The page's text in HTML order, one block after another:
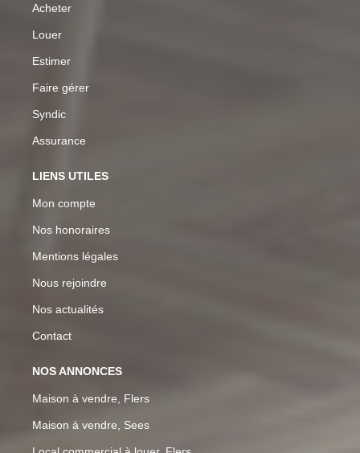
Acheter
Louer
Estimer
Faire gérer
Syndic
Assurance
LIENS UTILES
Mon compte
Nos honoraires
Mentions légales
Nous rejoindre
Nos actualités
Contact
NOS ANNONCES
Maison à vendre, Flers
Maison à vendre, Sees